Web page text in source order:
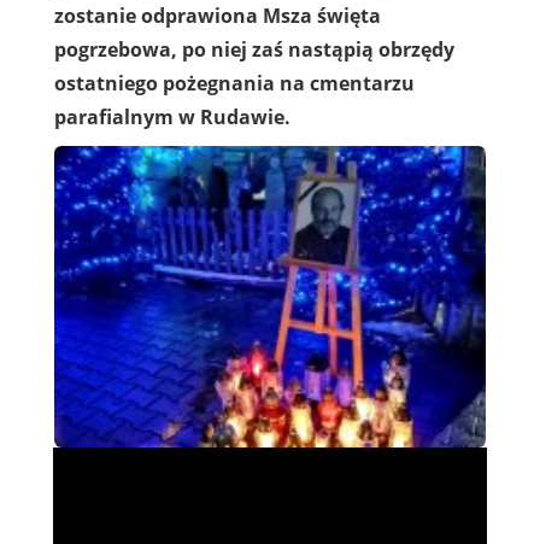
zostanie odprawiona Msza święta
pogrzebowa, po niej zaś nastąpią obrzędy
ostatniego pożegnania na cmentarzu
parafialnym w Rudawie.